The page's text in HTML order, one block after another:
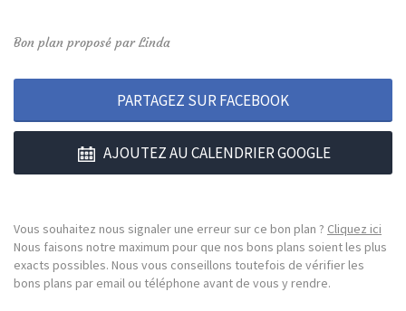
Bon plan proposé par Linda
PARTAGEZ SUR FACEBOOK
AJOUTEZ AU CALENDRIER GOOGLE
Vous souhaitez nous signaler une erreur sur ce bon plan ? Cliquez ici
Nous faisons notre maximum pour que nos bons plans soient les plus
exacts possibles. Nous vous conseillons toutefois de vérifier les
bons plans par email ou téléphone avant de vous y rendre.